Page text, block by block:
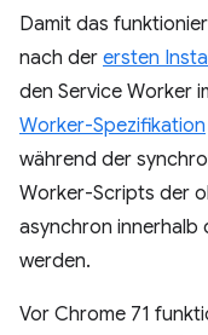
Damit das
nach der ersten
den Service Worker
Worker-Spezifikation
während der
Worker-Scripts der
asynchron innerhalb
werden.
Vor Chrome 71